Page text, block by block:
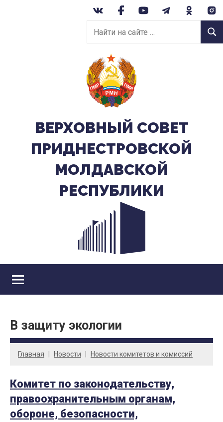
Найти
на
сайте:
ВЕРХОВНЫЙ CОВЕТ
ПРИДНЕСТРОВСКОЙ
МОЛДАВСКОЙ
РЕСПУБЛИКИ
В защиту экологии
Главная Новости Новости комитетов и комиссий
Комитет по законодательству,
правоохранительным органам,
обороне, безопасности,